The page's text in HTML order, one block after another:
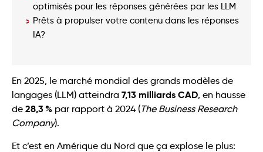
optimisés pour les réponses générées par les LLM
Prêts à propulser votre contenu dans les réponses
IA?
En 2025, le marché mondial des grands modèles de
langages (LLM) atteindra 7,13 milliards CAD, en hausse
de 28,3 % par rapport à 2024 (The Business Research
Company).
Et c’est en Amérique du Nord que ça explose le plus: